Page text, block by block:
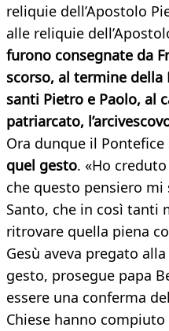
reliquie dell’Apostolo
alle reliquie
furono consegnate da
scorso, al termine della
santi Pietro e Paolo, al
patriarcato,
Ora dunque il Pontefice
quel gesto. «Ho
che questo pensiero
Santo, che in così tanti
ritrovare quella piena
Gesù aveva pregato
gesto, prosegue papa
essere una conferma
Chiese hanno